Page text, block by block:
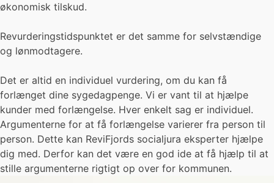
økonomisk tilskud.
Revurderingstidspunktet er det samme for selvstændige
og lønmodtagere.
Det er altid en individuel vurdering, om du kan få
forlænget dine sygedagpenge. Vi er vant til at hjælpe
kunder med forlængelse. Hver enkelt sag er individuel.
Argumenterne for at få forlængelse varierer fra person til
person. Dette kan ReviFjords socialjura eksperter hjælpe
dig med. Derfor kan det være en god ide at få hjælp til at
stille argumenterne rigtigt op over for kommunen.